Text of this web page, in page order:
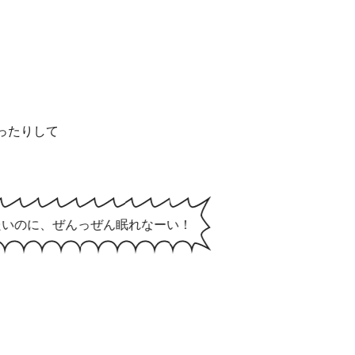
たりして
のに、ぜんっぜん眠れなーい！